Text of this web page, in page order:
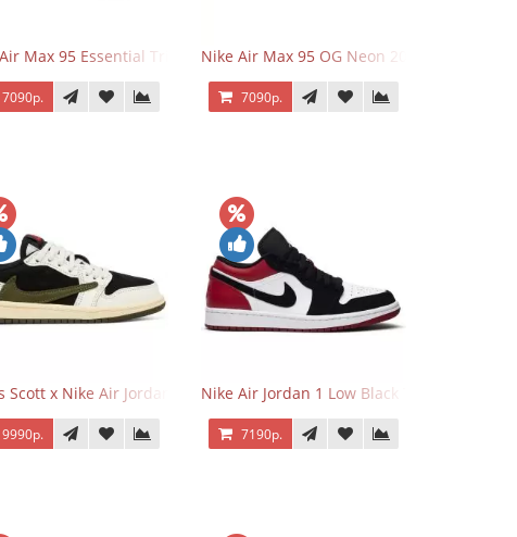
Max 95 Essential Triple Black
7090р.
Nike Air Max 95 OG Neon 2025
7090р.
Low OG Voodoo
Scott x Nike Air Jordan 1 Retro Low OG SP Olive
9990р.
Nike Air Jordan 1 Low Black Toe
7190р.